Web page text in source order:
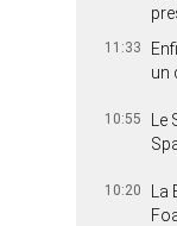
11:33
un
10:55
10:20